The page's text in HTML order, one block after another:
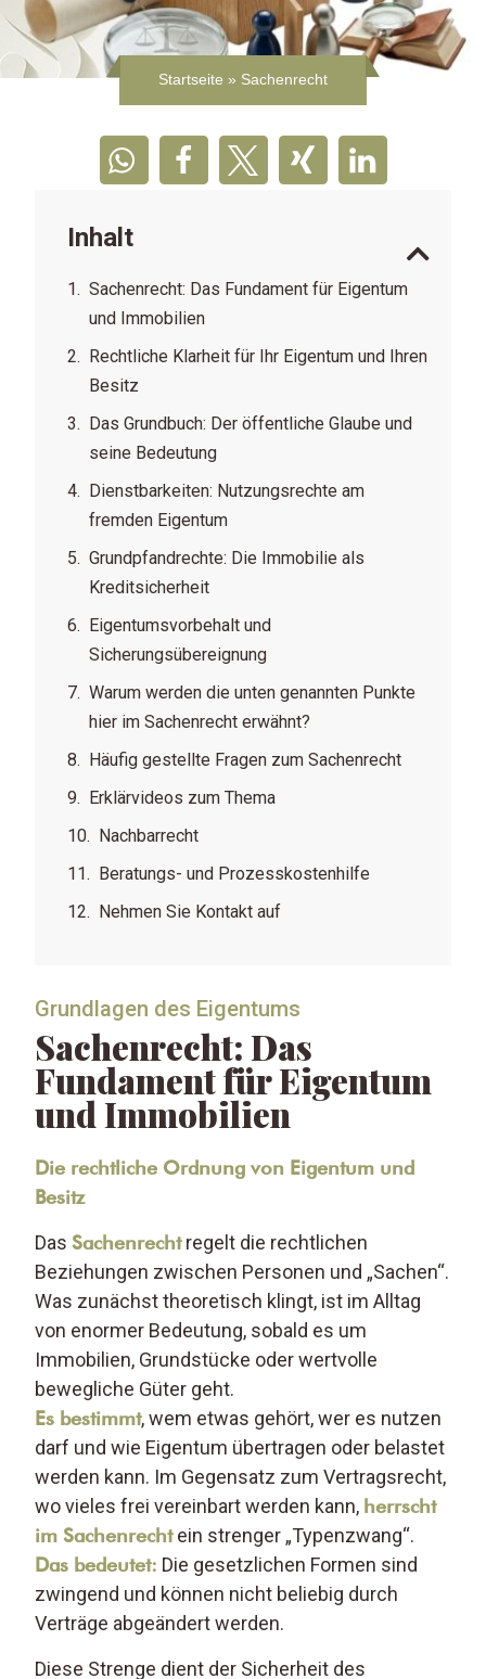
Startseite » Sachenrecht
Grundlagen des Eigentums
Sachenrecht: Das
Fundament für Eigentum
und Immobilien
Die rechtliche Ordnung von Eigentum und
Besitz
Das Sachenrechtregelt die rechtlichen
Beziehungen zwischen Personen und „Sachen“.
Was zunächst theoretisch klingt, ist im Alltag
von enormer Bedeutung, sobald es um
Immobilien, Grundstücke oder wertvolle
bewegliche Güter geht.
Es bestimmt, wem etwas gehört, wer es nutzen
darf und wie Eigentum übertragen oder belastet
werden kann. Im Gegensatz zum Vertragsrecht,
wo vieles frei vereinbart werden kann, herrscht
im Sachenrechtein strenger „Typenzwang“.
Das bedeutet: Die gesetzlichen Formen sind
zwingend und können nicht beliebig durch
Verträge abgeändert werden.
Diese Strenge dient der Sicherheit des
Inhalt
Sachenrecht: Das Fundament für Eigentum
und Immobilien
Rechtliche Klarheit für Ihr Eigentum und Ihren
Besitz
Das Grundbuch: Der öffentliche Glaube und
seine Bedeutung
Dienstbarkeiten: Nutzungsrechte am
fremden Eigentum
Grundpfandrechte: Die Immobilie als
Kreditsicherheit
Eigentumsvorbehalt und
Sicherungsübereignung
Warum werden die unten genannten Punkte
hier im Sachenrecht erwähnt?
Häufig gestellte Fragen zum Sachenrecht
Erklärvideos zum Thema
Nachbarrecht
Beratungs- und Prozesskostenhilfe
Nehmen Sie Kontakt auf